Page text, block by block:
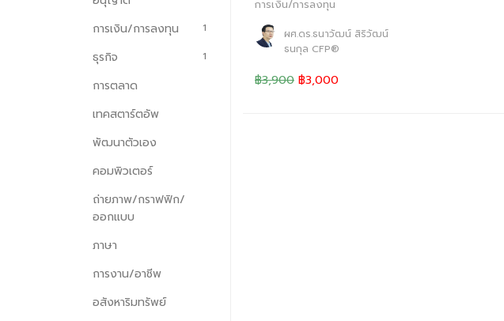
การเงิน/การลงทุน
ผศ.ดร.ธนาวัฒน์ สิริวัฒน์
ธนกุล CFP®
฿3,900 ฿3,000
การเงิน/การลงทุน
1
ธุรกิจ 1
การตลาด
เทคสตาร์ตอัพ
พัฒนาตัวเอง
คอมพิวเตอร์
ถ่ายภาพ/กราฟฟิก/
ออกแบบ
ภาษา
การงาน/อาชีพ
อสังหาริมทรัพย์